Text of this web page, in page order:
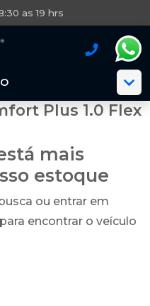
as 19 hrs
Plus 1.0 Flex
mais
estoque
ou entrar em
encontrar o veículo